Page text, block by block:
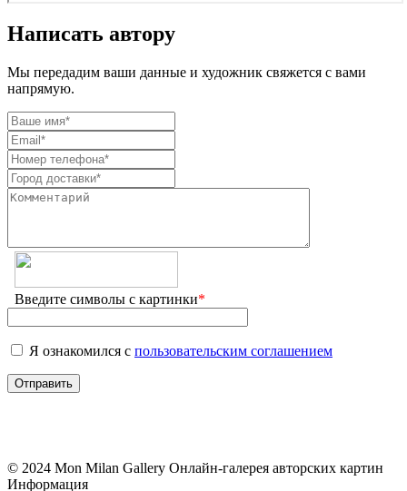
Написать автору
Мы передадим ваши данные и художник свяжется с вами
напрямую.
Введите символы с картинки*
Я ознакомился с пользовательским соглашением
© 2024 Mon Milan Gallery Онлайн-галерея авторских картин
Информация